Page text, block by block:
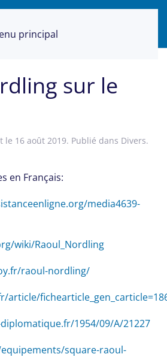
principal
sur le
le 16 août 2019. Publié dans Divers.
en Français:
media4639-
wiki/Raoul_Nordling
raoul-nordling/
article/
1954/09/A/21227
square-raoul-